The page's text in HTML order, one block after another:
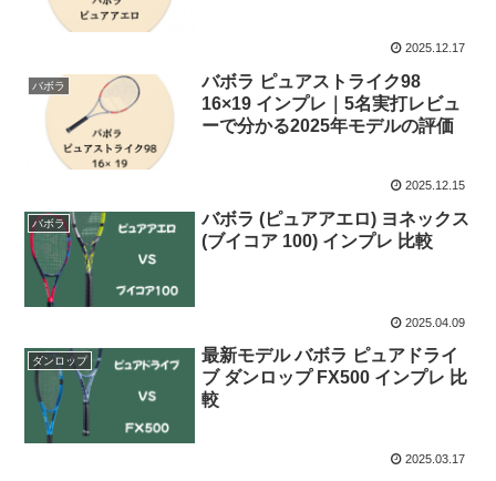
2025.12.17
バボラ
バボラ ピュアストライク98
16×19 インプレ｜5名実打レビュ
ーで分かる2025年モデルの評価
2025.12.15
バボラ
バボラ (ピュアアエロ) ヨネックス
(ブイコア 100) インプレ 比較
2025.04.09
ダンロップ
最新モデル バボラ ピュアドライ
ブ ダンロップ FX500 インプレ 比
較
2025.03.17